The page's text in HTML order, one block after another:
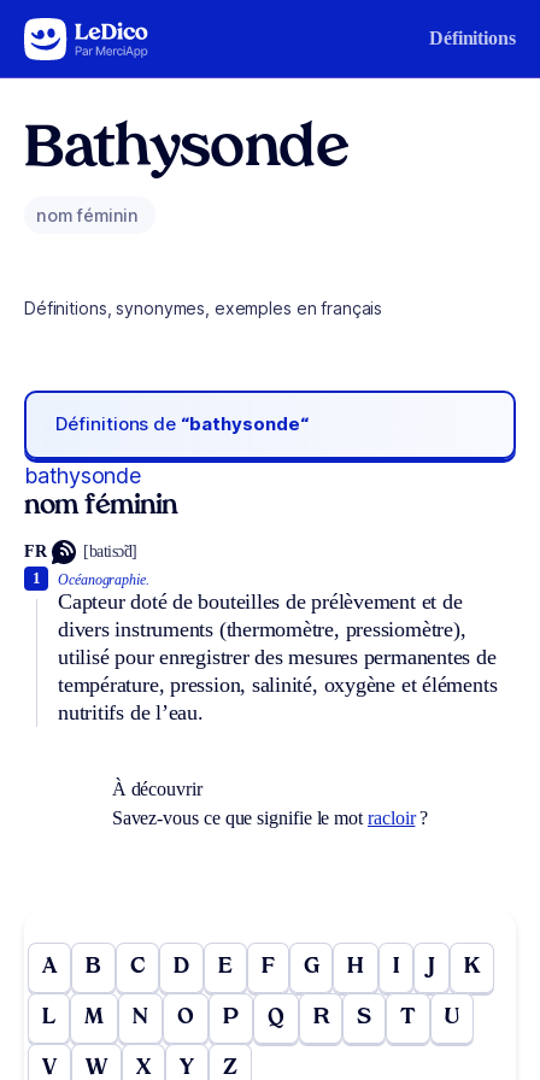
Aller au contenu Définitions
Bathysonde
nom féminin
Définitions, synonymes, exemples en français
Définitions de “bathysonde“
bathysonde
nom féminin
FR [batisɔ̃d]
Océanographie.
Capteur doté de bouteilles de prélèvement et de
divers instruments (thermomètre, pressiomètre),
utilisé pour enregistrer des mesures permanentes de
température, pression, salinité, oxygène et éléments
nutritifs de l’eau.
1
À découvrir
Savez-vous ce que signifie le mot racloir?
A B C D E F G H I J K
L M N O P Q R S T U
V W X Y Z